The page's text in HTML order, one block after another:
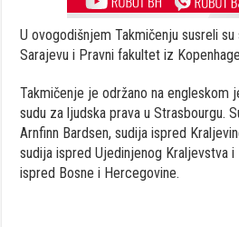
U ovogodišnjem Takmičenju susreli
Sarajevu i Pravni fakultet iz
Takmičenje je održano na engleskom
sudu za ljudska prava u Strasbourgu.
Arnfinn Bardsen, sudija ispred
sudija ispred Ujedinjenog Kraljevstva i
ispred Bosne i Hercegovine.